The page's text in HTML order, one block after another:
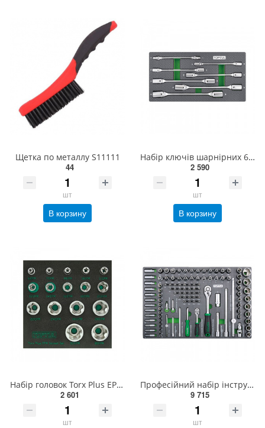
Щетка по металлу S11111
44
шт
В корзину
Набір ключів шарнірних 6-19 мм 7 од. (в ложементі, тип А) TOPTUL GEA0703
2 590
шт
В корзину
Набір головок Torx Plus EPR 1/4"&amp;3/8"&amp;1/2" 6EPR-32EPR 16ед. TOPTUL GABF1601
2 601
шт
Професійний набір інструменту в ложементі 1/4", 1/2" 111ед. TOPTUL GEDB117
9 715
шт